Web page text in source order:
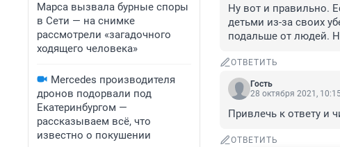
Марса вызвала бурные споры
в Сети — на снимке
рассмотрели «загадочного
ходящего человека»
Mercedes производителя
дронов подорвали под
Екатеринбургом —
рассказываем всё, что
известно о покушении
Ну вот и правильно.
детьми из-за своих
подальше от людей.
ОТВЕТИТЬ
Гость
28 октября 2021,
Привлечь к ответу и
ОТВЕТИТЬ